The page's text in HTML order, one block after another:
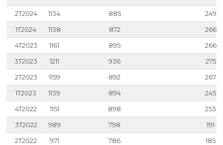
2T2024
1134 885
249
1T2024
1138 872
266
4T2023
1161 895
266
3T2023
1211 936
275
2T2023
1159 892
267
1T2023
1139 894
245
4T2022
1151 898
253
3T2022
989 798
191
2T2022
971 786
185